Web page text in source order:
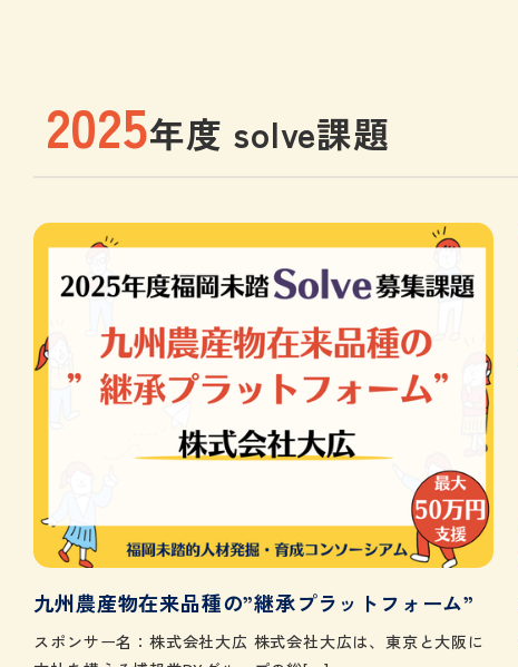
2025年度 solve課題
九州農産物在来品種の”継承プラットフォーム”
スポンサー名：株式会社大広 株式会社大広は、東京と大阪に